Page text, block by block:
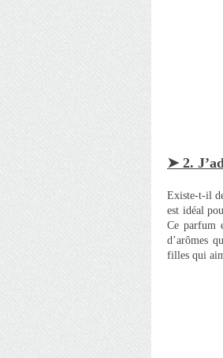
➤ 2.
Existe-t-il
est idéal
Ce parfum
d’arômes
filles qui